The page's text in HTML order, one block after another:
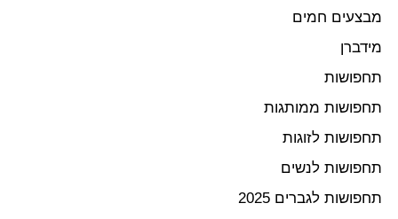
מבצעים חמים
מידברן
תחפושות
תחפושות ממותגות
תחפושות לזוגות
תחפושות לנשים
תחפושות לגברים 2025